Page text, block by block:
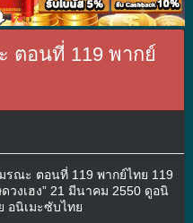
ตอนที่ 119 พากย์
รณะ ตอนที่ 119 พากย์ไทย 119
วงเฮง” 21 มีนาคม 2550 ดูอนิ
อนิเมะซับไทย